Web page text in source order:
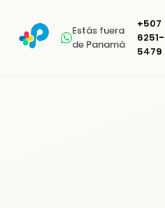
Estás fuera
de Panamá
+507
6251-
5479